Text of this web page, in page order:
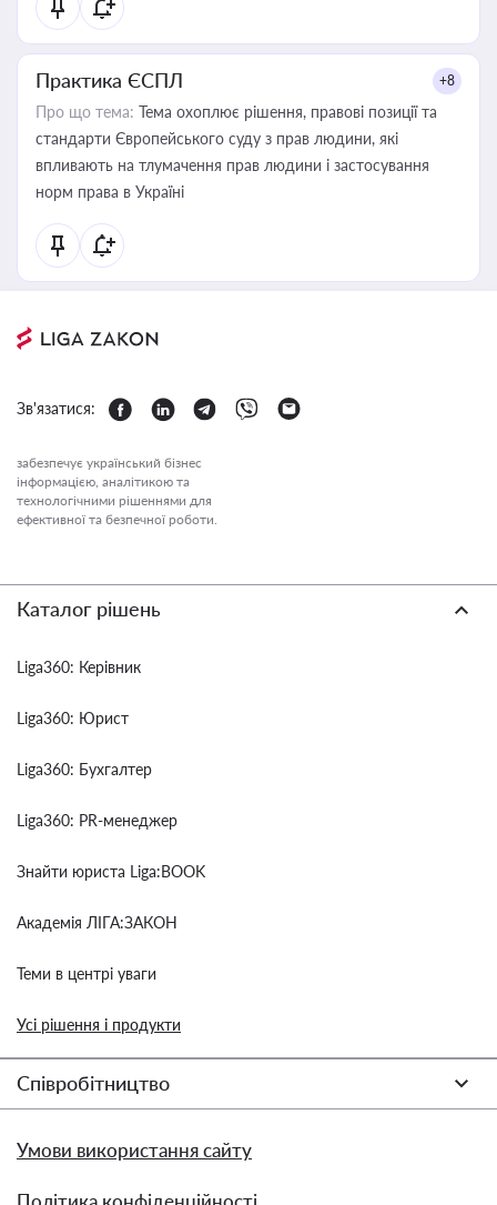
Практика ЄСПЛ +8
Про що тема: Тема охоплює рішення, правові позиції та
стандарти Європейського суду з прав людини, які
впливають на тлумачення прав людини і застосування
норм права в Україні
Зв'язатися:
забезпечує український бізнес
інформацією, аналітикою та
технологічними рішеннями для
ефективної та безпечної роботи.
Каталог рішень
Liga360: Керівник
Liga360: Юрист
Liga360: Бухгалтер
Liga360: PR-менеджер
Знайти юриста Liga:BOOK
Академія ЛІГА:ЗАКОН
Теми в центрі уваги
Усі рішення і продукти
Співробітництво
Умови використання сайту